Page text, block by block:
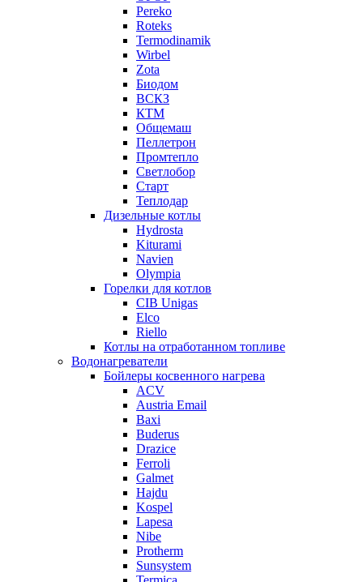
Pereko
Roteks
Termodinamik
Wirbel
Zota
Биодом
ВСКЗ
КТМ
Общемаш
Пеллетрон
Промтепло
Светлобор
Старт
Теплодар
Дизельные котлы
Hydrosta
Kiturami
Navien
Olympia
Горелки для котлов
CIB Unigas
Elco
Riello
Котлы на отработанном топливе
Водонагреватели
Бойлеры косвенного нагрева
ACV
Austria Email
Baxi
Buderus
Drazice
Ferroli
Galmet
Hajdu
Kospel
Lapesa
Nibe
Protherm
Sunsystem